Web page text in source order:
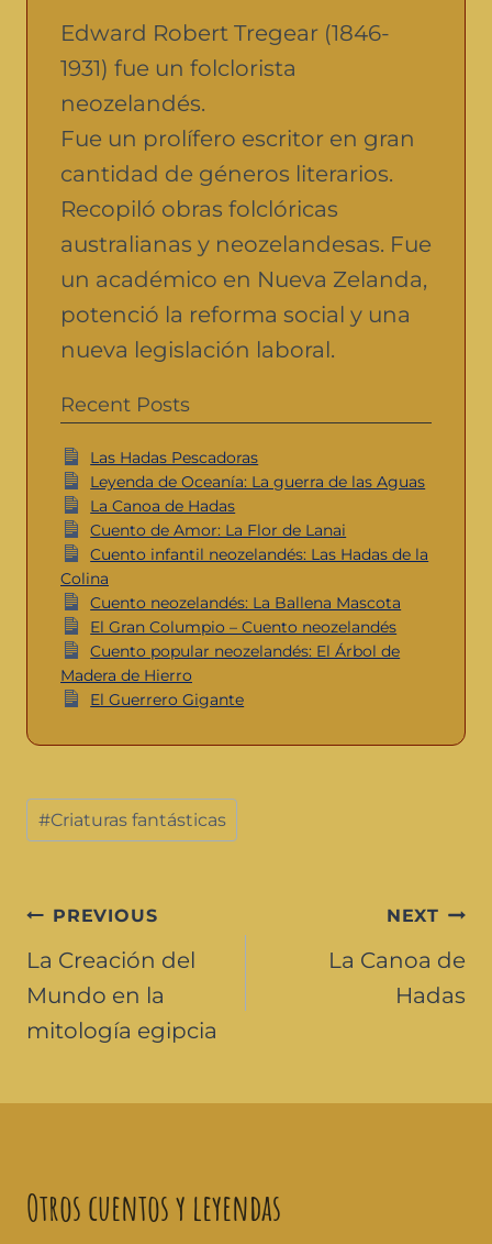
Edward Robert Tregear (1846-
1931) fue un folclorista
neozelandés.
Fue un prolífero escritor en gran
cantidad de géneros literarios.
Recopiló obras folclóricas
australianas y neozelandesas. Fue
un académico en Nueva Zelanda,
potenció la reforma social y una
nueva legislación laboral.
Recent Posts
Las Hadas Pescadoras
Leyenda de Oceanía: La guerra de las Aguas
La Canoa de Hadas
Cuento de Amor: La Flor de Lanai
Cuento infantil neozelandés: Las Hadas de la
Colina
Cuento neozelandés: La Ballena Mascota
El Gran Columpio – Cuento neozelandés
Cuento popular neozelandés: El Árbol de
Madera de Hierro
El Guerrero Gigante
#Criaturas fantásticas
PREVIOUS
La Creación del
Mundo en la
mitología egipcia
NEXT
La Canoa de
Hadas
Otros cuentos y leyendas